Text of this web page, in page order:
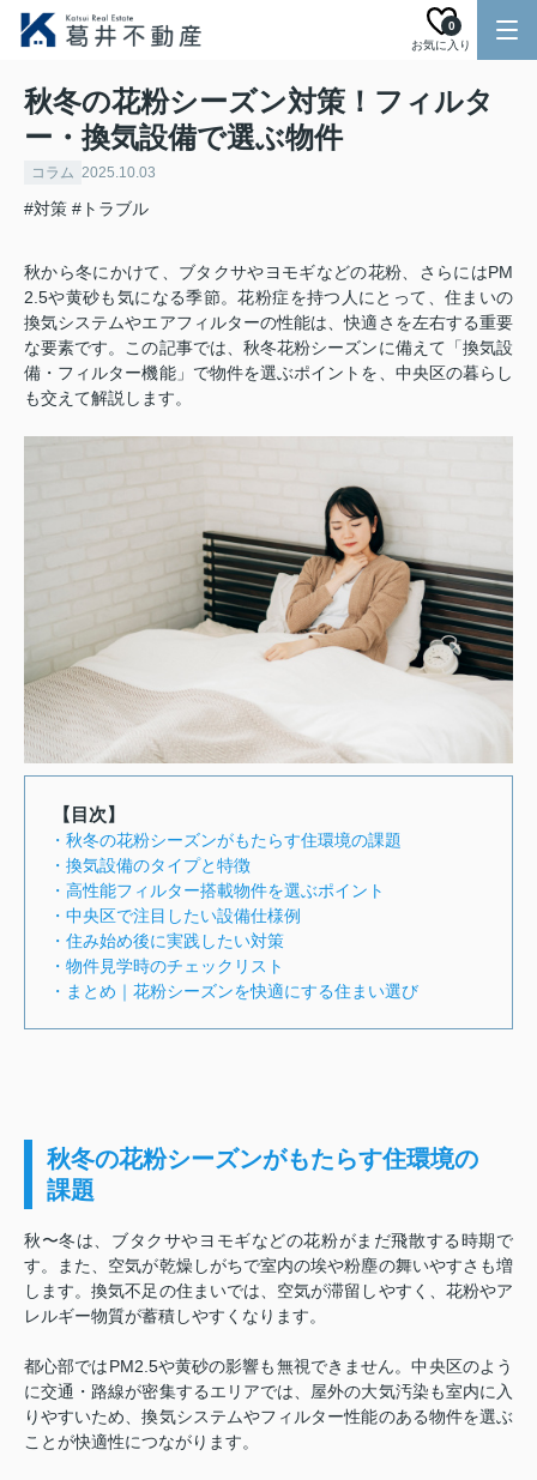
お気に入り
0
秋冬の花粉シーズン対策！フィルタ
ー・換気設備で選ぶ物件
コラム 2025.10.03
#対策 #トラブル
秋から冬にかけて、ブタクサやヨモギなどの花粉、さらにはPM
2.5や黄砂も気になる季節。花粉症を持つ人にとって、住まいの
換気システムやエアフィルターの性能は、快適さを左右する重要
な要素です。この記事では、秋冬花粉シーズンに備えて「換気設
備・フィルター機能」で物件を選ぶポイントを、中央区の暮らし
も交えて解説します。
【目次】
・秋冬の花粉シーズンがもたらす住環境の課題
・換気設備のタイプと特徴
・高性能フィルター搭載物件を選ぶポイント
・中央区で注目したい設備仕様例
・住み始め後に実践したい対策
・物件見学時のチェックリスト
・まとめ｜花粉シーズンを快適にする住まい選び
秋冬の花粉シーズンがもたらす住環境の
課題
秋〜冬は、ブタクサやヨモギなどの花粉がまだ飛散する時期で
す。また、空気が乾燥しがちで室内の埃や粉塵の舞いやすさも増
します。換気不足の住まいでは、空気が滞留しやすく、花粉やア
レルギー物質が蓄積しやすくなります。
都心部ではPM2.5や黄砂の影響も無視できません。中央区のよう
に交通・路線が密集するエリアでは、屋外の大気汚染も室内に入
りやすいため、換気システムやフィルター性能のある物件を選ぶ
ことが快適性につながります。